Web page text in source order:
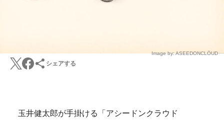
Image by: ASEEDONCLÖUD
シェアする
玉井健太郎が手掛ける「アシードンクラウド